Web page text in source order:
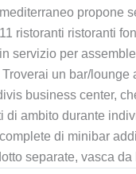
ristoranti ristoranti
servizio per
un bar/
business center,
di ambito durante
di minibar
separate, vasca